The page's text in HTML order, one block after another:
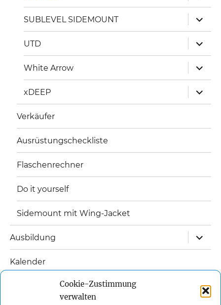
Cookie-Zustimmung
verwalten
SUBLEVEL SIDEMOUNT
öffnen
UTD
öffnen
White Arrow
öffnen
xDEEP
öffnen
Verkäufer
Ausrüstungscheckliste
Flaschenrechner
Do it yourself
Sidemount mit Wing-Jacket
Ausbildung
öffnen
Kalender
öffnen